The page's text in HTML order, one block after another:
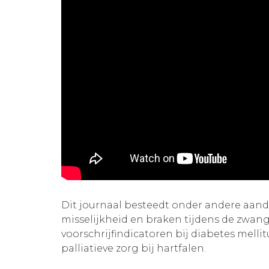
Dit journaal besteedt onder andere
misselijkheid en braken tijdens de
voorschrijfindicatoren bij diabetes
palliatieve zorg bij hartfalen.